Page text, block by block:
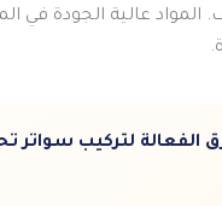
عالية الجودة في
الفعالة لتركيب سواتر